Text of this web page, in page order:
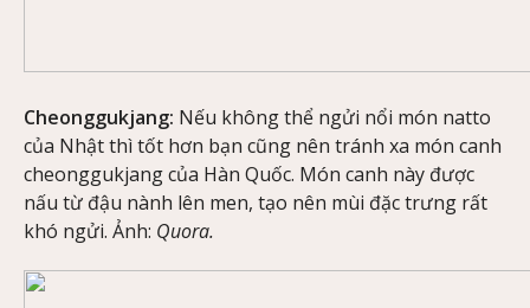
Cheonggukjang: Nếu không thể ngửi nổi món natto
của Nhật thì tốt hơn bạn cũng nên tránh xa món canh
cheonggukjang của Hàn Quốc. Món canh này được
nấu từ đậu nành lên men, tạo nên mùi đặc trưng rất
khó ngửi. Ảnh: Quora.